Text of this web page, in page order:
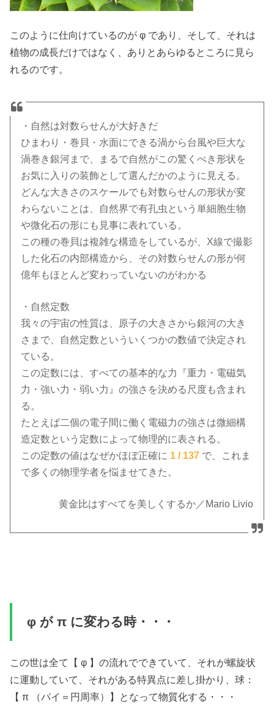
このように仕向けているのが φ であり、そして、それは
植物の成長だけではなく、ありとあらゆるところに見ら
れるのです。
・自然は対数らせんが大好きだ
ひまわり・巻貝・水面にできる渦から台風や巨大な
渦巻き銀河まで、まるで自然がこの驚くべき形状を
お気に入りの装飾として選んだかのように見える。
どんな大きさのスケールでも対数らせんの形状が変
わらないことは、自然界で有孔虫という単細胞生物
や微化石の形にも見事に表れている。
この種の巻貝は複雑な構造をしているが、X線で撮影
した化石の内部構造から、その対数らせんの形が何
億年もほとんど変わっていないのがわかる
・自然定数
我々の宇宙の性質は、原子の大きさから銀河の大き
さまで、自然定数といういくつかの数値で決定され
ている。
この定数には、すべての基本的な力『重力・電磁気
力・強い力・弱い力』の強さを決める尺度も含まれ
る。
たとえば二個の電子間に働く電磁力の強さは微細構
造定数という定数によって物理的に表される。
この定数の値はなぜかほぼ正確に 1 / 137 で、これま
で多くの物理学者を悩ませてきた。
黄金比はすべてを美しくするか／Mario Livio
φ が π に変わる時・・・
この世は全て【 φ 】の流れでできていて、それが螺旋状
に運動していて、それがある特異点に差し掛かり、球：
【 π （パイ＝円周率）】となって物質化する・・・